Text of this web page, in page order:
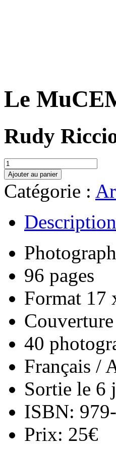
Le
Rudy
quantité
de
Le
MuCEM
de
Ricciotti
Ajouter au panier
Catégorie :
Description
96 pages
Format 17
40
Français /
Sortie le 6
ISBN:
Prix: 25€